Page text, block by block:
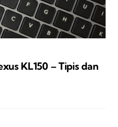
KL150 – Tipis dan